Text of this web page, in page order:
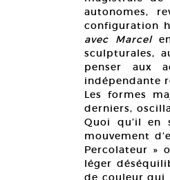
autonomes,
configuration
avec Marcelen
sculpturales,
penser aux
indépendante
Les formes
derniers,
Quoi qu’il en
mouvement
Percolateur »
léger
de couleur qui